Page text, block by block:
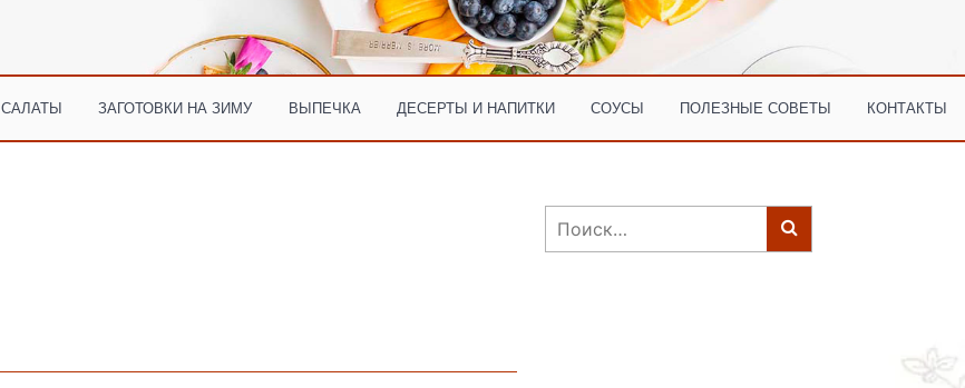
САЛАТЫ ЗАГОТОВКИ НА ЗИМУ ВЫПЕЧКА ДЕСЕРТЫ И НАПИТКИ СОУСЫ ПОЛЕЗНЫЕ СОВЕТЫ КОНТАКТЫ
Найти: